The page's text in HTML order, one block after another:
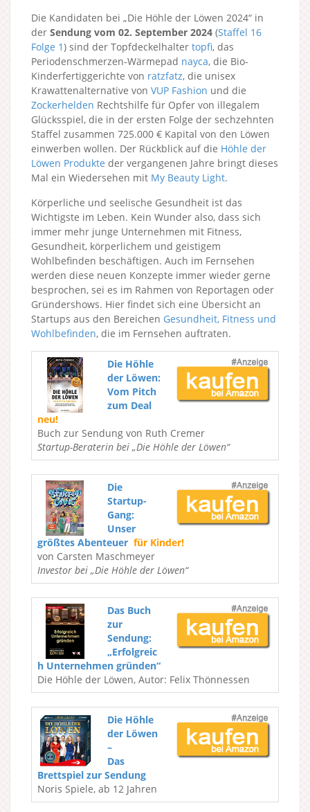
Die Kandidaten bei „Die Höhle der Löwen 2024“ in
der Sendung vom 02. September 2024 (Staffel 16
Folge 1) sind der Topfdeckelhalter topfi, das
Periodenschmerzen-Wärmepad nayca, die Bio-
Kinderfertiggerichte von ratzfatz, die unisex
Krawattenalternative von VUP Fashion und die
Zockerhelden Rechtshilfe für Opfer von illegalem
Glücksspiel, die in der ersten Folge der sechzehnten
Staffel zusammen 725.000 € Kapital von den Löwen
einwerben wollen. Der Rückblick auf die Höhle der
Löwen Produkte der vergangenen Jahre bringt dieses
Mal ein Wiedersehen mit My Beauty Light.
Körperliche und seelische Gesundheit ist das
Wichtigste im Leben. Kein Wunder also, dass sich
immer mehr junge Unternehmen mit Fitness,
Gesundheit, körperlichem und geistigem
Wohlbefinden beschäftigen. Auch im Fernsehen
werden diese neuen Konzepte immer wieder gerne
besprochen, sei es im Rahmen von Reportagen oder
Gründershows. Hier findet sich eine Übersicht an
Startups aus den Bereichen Gesundheit, Fitness und
Wohlbefinden, die im Fernsehen auftraten.
Die Höhle
der Löwen:
Vom Pitch
zum Deal
neu!
Buch zur Sendung von Ruth Cremer
Startup-Beraterin bei „Die Höhle der Löwen“
Die
Startup-
Gang:
Unser
größtes Abenteuer für Kinder!
von Carsten Maschmeyer
Investor bei „Die Höhle der Löwen“
Das Buch
zur
Sendung:
„Erfolgreic
h Unternehmen gründen“
Die Höhle der Löwen, Autor: Felix Thönnessen
Die Höhle
der Löwen
–
Das
Brettspiel zur Sendung
Noris Spiele, ab 12 Jahren